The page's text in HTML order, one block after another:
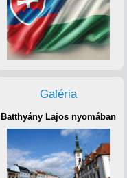
Galéria
Batthyány Lajos nyomában